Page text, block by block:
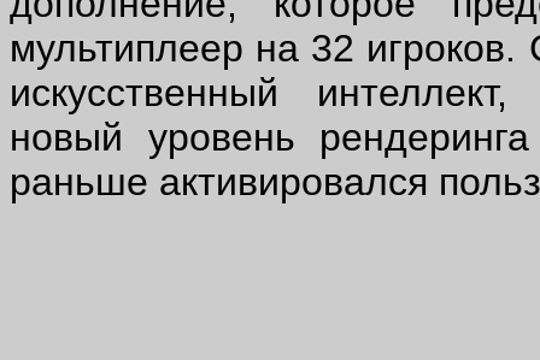
мультиплеер на 32
искусственный
новый уровень
раньше активировался